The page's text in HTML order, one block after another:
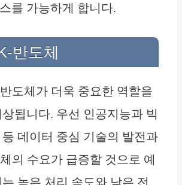
를 가능하게 합니다.
반도체
도체가 더욱 중요한 역할을
됩니다. 우선 인공지능과 빅
데이터 중심 기술의 발전과
의 수요가 급증할 것으로 예
높은 처리 속도와 낮은 전